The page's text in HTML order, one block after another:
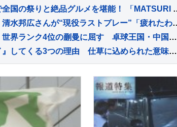
涼しく快適な“完全室内”で
バレーボール元日本代表、清水邦広さんが“現役ラ
早田ひなは準々決勝敗退、世界ランク4位の蒯曼に屈す 卓球王国・中国の高い壁を越えられず【WTTチャンピオンズ横浜】
猫が前足で『チョイチョイ』してくる3つの理由 仕草に込められた意味や気持ちの見分け方